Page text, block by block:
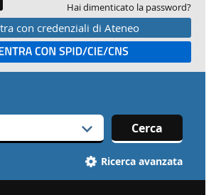
Hai dimenticato la password?
con credenziali di Ateneo
Entra con SPID
Cerca
Ricerca avanzata